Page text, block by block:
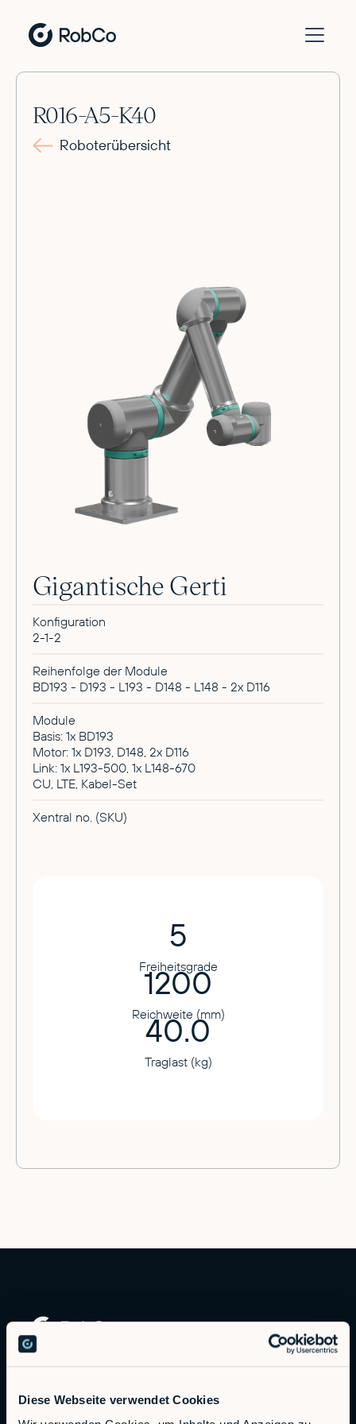
Diese Webseite verwendet Cookies
R016-A5-K40
Roboterübersicht
Gigantische Gerti
Konfiguration
2-1-2
Reihenfolge der Module
BD193 - D193 - L193 - D148 - L148 - 2x D116
Module
Basis: 1x BD193
Motor: 1x D193, D148, 2x D116
Link: 1x L193-500, 1x L148-670
CU, LTE, Kabel-Set
Xentral no. (SKU)
5
Freiheitsgrade
1200
Reichweite (mm)
40.0
Traglast (kg)